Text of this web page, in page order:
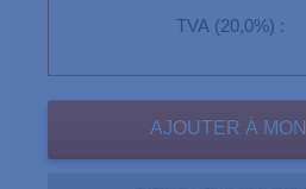
TVA (20,0%) :